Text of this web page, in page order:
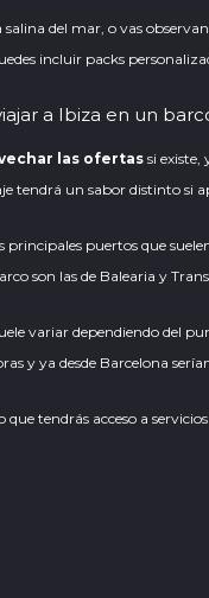
salina del mar, o vas
incluir packs
a Ibiza en un
las ofertassi
tendrá un sabor distinto si
principales puertos que
son las de Balearia y
variar dependiendo del
y ya desde Barcelona
tendrás acceso a